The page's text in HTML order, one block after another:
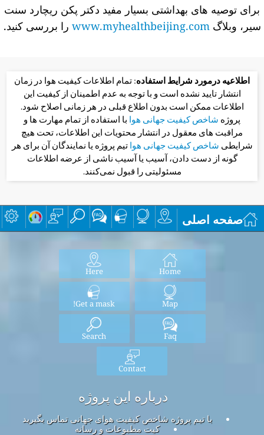
برای توصیه های بهداشتی بسیار مفید دکتر پکن ریچارد سنت
سیر، وبلاگwww.myhealthbeijing.com را بررسی کنید.
اطلاعیه درمورد شرایط استفاده: تمام اطلاعات کیفیت هوا در زمان
انتشار تایید نشده است و با توجه به عدم اطمینان از کیفیت این
اطلاعات ممکن است بدون اطلاع قبلی در هر زمانی اصلاح شود.
پروژه شاخص کیفیت جهانی هوا با استفاده از تمام مهارت ها و
مراقبت های معقول در انتشار محتویات این اطلاعات، تحت هیچ
شرایطی شاخص کیفیت جهانی هواتیم پروژه یا نمایندگان آن برای هر
گونه از دست دادن، آسیب یا آسیب ناشی از عرضه اطلاعات
مسئولیتی را قبول نمی‌کنند.
صفحه اصلی
Home
Here
Map
Get a mask!
Faq
Search
Contact
درباره این پروژه
با تیم پروژه شاخص کیفیت هوای جهانی تماس بگیرید
کیت مطبوعات و رسانه